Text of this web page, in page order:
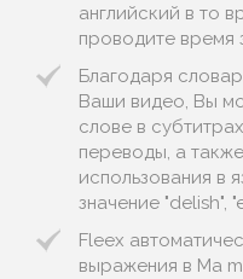
английский в то
проводите время
Благодаря
Ваши видео, Вы
слове в
переводы, а
использования в
значение "delish",
Fleex
выражения в Ma